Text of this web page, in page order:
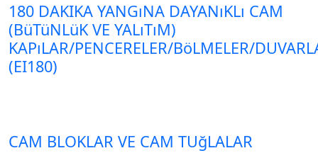
180 DAKIKA YANGıNA DAYANıKLı CAM
(BüTüNLüK VE YALıTıM)
KAPıLAR/PENCERELER/BöLMELER/
(EI180)
CAM BLOKLAR VE CAM TUğLALAR